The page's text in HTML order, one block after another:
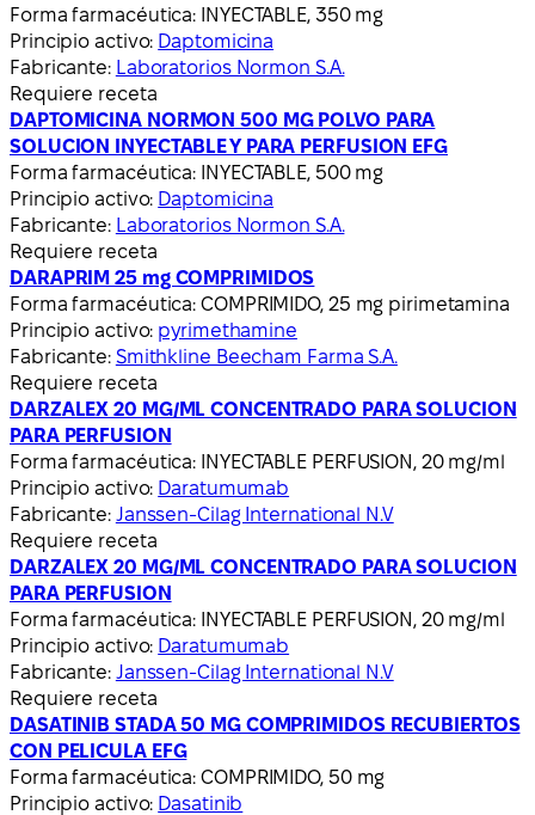
Forma farmacéutica: INYECTABLE, 350 mg
Principio activo: Daptomicina
Fabricante: Laboratorios Normon S.A.
Requiere receta
DAPTOMICINA NORMON 500 MG POLVO PARA
SOLUCION INYECTABLE Y PARA PERFUSION EFG
Forma farmacéutica: INYECTABLE, 500 mg
Principio activo: Daptomicina
Fabricante: Laboratorios Normon S.A.
Requiere receta
DARAPRIM 25 mg COMPRIMIDOS
Forma farmacéutica: COMPRIMIDO, 25 mg pirimetamina
Principio activo: pyrimethamine
Fabricante: Smithkline Beecham Farma S.A.
Requiere receta
DARZALEX 20 MG/ML CONCENTRADO PARA SOLUCION
PARA PERFUSION
Forma farmacéutica: INYECTABLE PERFUSION, 20 mg/ml
Principio activo: Daratumumab
Fabricante: Janssen-Cilag International N.V
Requiere receta
DARZALEX 20 MG/ML CONCENTRADO PARA SOLUCION
PARA PERFUSION
Forma farmacéutica: INYECTABLE PERFUSION, 20 mg/ml
Principio activo: Daratumumab
Fabricante: Janssen-Cilag International N.V
Requiere receta
DASATINIB STADA 50 MG COMPRIMIDOS RECUBIERTOS
CON PELICULA EFG
Forma farmacéutica: COMPRIMIDO, 50 mg
Principio activo: Dasatinib